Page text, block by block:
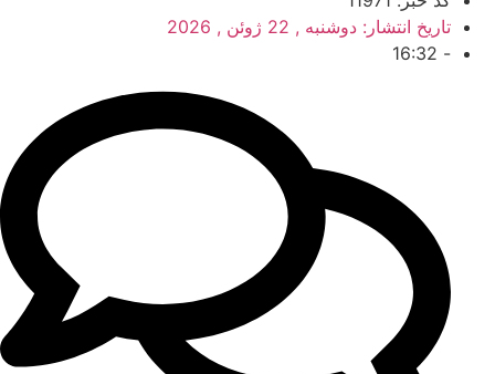
تاریخ انتشار: دوشنبه , 22 ژوئن , 2026
-
16:32